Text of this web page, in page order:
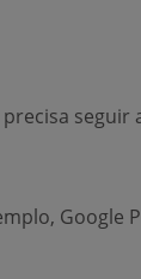
seguir
Google